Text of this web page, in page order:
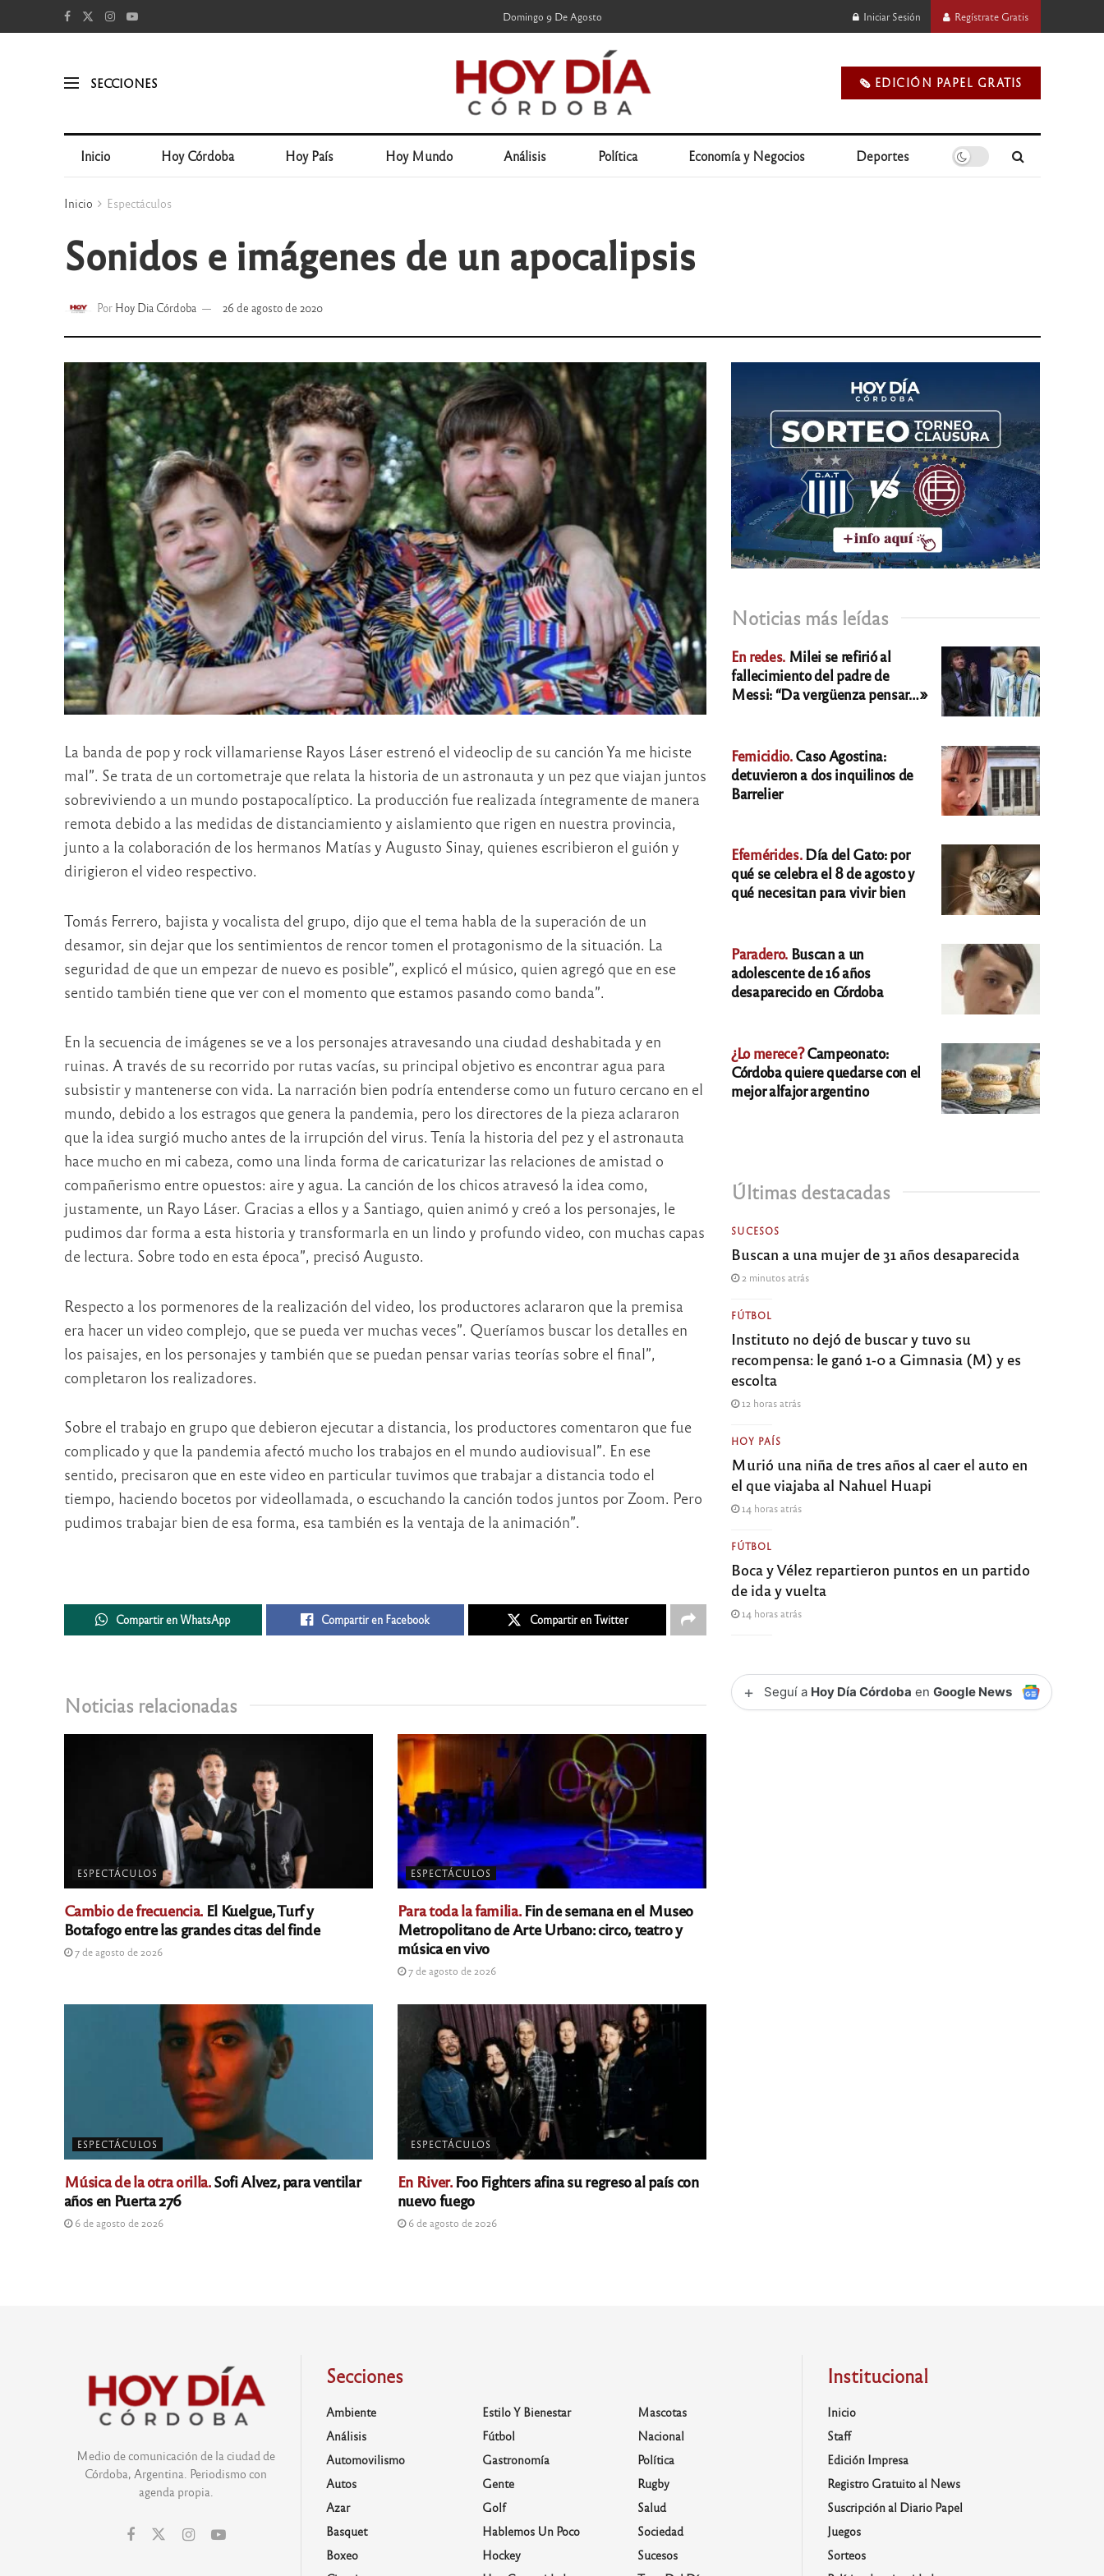
Domingo 9 De Agosto Iniciar Sesión Regístrate Gratis
SECCIONES 🗞️ EDICIÓN PAPEL GRATIS
Inicio Hoy Córdoba Hoy País Hoy Mundo Análisis Política Economía y Negocios Deportes
Inicio Espectáculos
Sonidos e imágenes de un apocalipsis
Por Hoy Dia Córdoba 26 de agosto de 2020
La banda de pop y rock villamariense Rayos Láser estrenó el videoclip de su canción Ya me hiciste
mal”. Se trata de un cortometraje que relata la historia de un astronauta y un pez que viajan juntos
sobreviviendo a un mundo postapocalíptico. La producción fue realizada íntegramente de manera
remota debido a las medidas de distanciamiento y aislamiento que rigen en nuestra provincia,
junto a la colaboración de los hermanos Matías y Augusto Sinay, quienes escribieron el guión y
dirigieron el video respectivo.
Tomás Ferrero, bajista y vocalista del grupo, dijo que el tema habla de la superación de un
desamor, sin dejar que los sentimientos de rencor tomen el protagonismo de la situación. La
seguridad de que un empezar de nuevo es posible”, explicó el músico, quien agregó que en ese
sentido también tiene que ver con el momento que estamos pasando como banda”.
En la secuencia de imágenes se ve a los personajes atravesando una ciudad deshabitada y en
ruinas. A través de su recorrido por rutas vacías, su principal objetivo es encontrar agua para
subsistir y mantenerse con vida. La narración bien podría entenderse como un futuro cercano en el
mundo, debido a los estragos que genera la pandemia, pero los directores de la pieza aclararon
que la idea surgió mucho antes de la irrupción del virus. Tenía la historia del pez y el astronauta
hace mucho en mi cabeza, como una linda forma de caricaturizar las relaciones de amistad o
compañerismo entre opuestos: aire y agua. La canción de los chicos atravesó la idea como,
justamente, un Rayo Láser. Gracias a ellos y a Santiago, quien animó y creó a los personajes, le
pudimos dar forma a esta historia y transformarla en un lindo y profundo video, con muchas capas
de lectura. Sobre todo en esta época”, precisó Augusto.
Respecto a los pormenores de la realización del video, los productores aclararon que la premisa
era hacer un video complejo, que se pueda ver muchas veces”. Queríamos buscar los detalles en
los paisajes, en los personajes y también que se puedan pensar varias teorías sobre el final”,
completaron los realizadores.
Sobre el trabajo en grupo que debieron ejecutar a distancia, los productores comentaron que fue
complicado y que la pandemia afectó mucho los trabajos en el mundo audiovisual”. En ese
sentido, precisaron que en este video en particular tuvimos que trabajar a distancia todo el
tiempo, haciendo bocetos por videollamada, o escuchando la canción todos juntos por Zoom. Pero
pudimos trabajar bien de esa forma, esa también es la ventaja de la animación”.
Compartir en WhatsApp Compartir en Facebook Compartir en Twitter
Noticias relacionadas
ESPECTÁCULOS
Cambio de frecuencia.El Kuelgue, Turf y
Botafogo entre las grandes citas del finde
7 de agosto de 2026
ESPECTÁCULOS
Para toda la familia.Fin de semana en el Museo
Metropolitano de Arte Urbano: circo, teatro y
música en vivo
7 de agosto de 2026
ESPECTÁCULOS
Música de la otra orilla.Sofi Alvez, para ventilar
años en Puerta 276
6 de agosto de 2026
ESPECTÁCULOS
En River.Foo Fighters afina su regreso al país con
nuevo fuego
6 de agosto de 2026
Noticias más leídas
En redes. Milei se refirió al
fallecimiento del padre de
Messi: “Da vergüenza pensar…»
Femicidio.Caso Agostina:
detuvieron a dos inquilinos de
Barrelier
Efemérides.Día del Gato: por
qué se celebra el 8 de agosto y
qué necesitan para vivir bien
Paradero. Buscan a un
adolescente de 16 años
desaparecido en Córdoba
¿Lo merece?Campeonato:
Córdoba quiere quedarse con el
mejor alfajor argentino
Últimas destacadas
SUCESOS
Buscan a una mujer de 31 años desaparecida
2 minutos atrás
FÚTBOL
Instituto no dejó de buscar y tuvo su
recompensa: le ganó 1-0 a Gimnasia (M) y es
escolta
12 horas atrás
HOY PAÍS
Murió una niña de tres años al caer el auto en
el que viajaba al Nahuel Huapi
14 horas atrás
FÚTBOL
Boca y Vélez repartieron puntos en un partido
de ida y vuelta
14 horas atrás
+ Seguí a Hoy Día Córdoba enGoogle News
Medio de comunicación de la ciudad de
Córdoba, Argentina. Periodismo con
agenda propia.
Secciones
Ambiente
Análisis
Automovilismo
Autos
Azar
Basquet
Boxeo
Estilo Y Bienestar
Fútbol
Gastronomía
Gente
Golf
Hablemos Un Poco
Hockey
Mascotas
Nacional
Política
Rugby
Salud
Sociedad
Sucesos
Institucional
Inicio
Staff
Edición Impresa
Registro Gratuito al News
Suscripción al Diario Papel
Juegos
Sorteos